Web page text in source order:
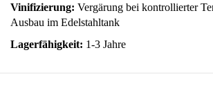
Vinifizierung: Vergärung bei kontrollierter
Ausbau im Edelstahltank
Lagerfähigkeit: 1-3 Jahre